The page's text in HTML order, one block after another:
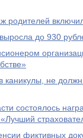
родителей
до 930
не
состоялось
фиктивных